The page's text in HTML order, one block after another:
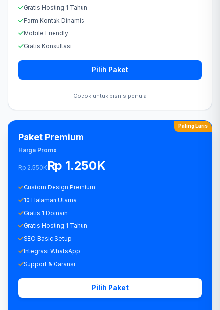
Gratis Hosting 1 Tahun
Form Kontak Dinamis
Mobile Friendly
Gratis Konsultasi
Pilih Paket
Cocok untuk bisnis pemula
Paling Laris
Paket Premium
Harga Promo
Rp 2.550KRp 1.250K
Custom Design Premium
10 Halaman Utama
Gratis 1 Domain
Gratis Hosting 1 Tahun
SEO Basic Setup
Integrasi WhatsApp
Support & Garansi
Pilih Paket